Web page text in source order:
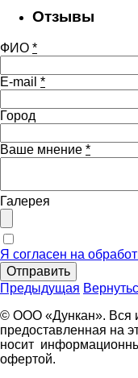
Отзывы
ФИО *
E-mail *
Город
Ваше мнение *
Галерея
Я согласен на
Отправить
Предыдущая
© ООО «Дункан». Вся
предоставленная на
носит
офертой.